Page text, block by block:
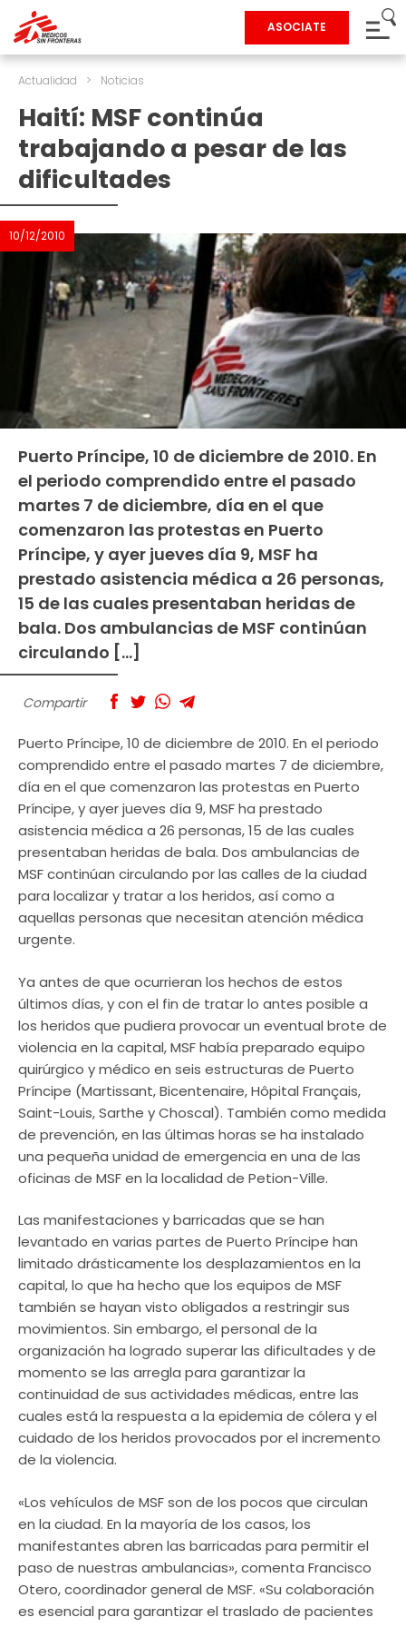
ASOCIATE
Actualidad > Noticias
Haití: MSF continúa
trabajando a pesar de las
dificultades
10/12/2010
Puerto Príncipe, 10 de diciembre de 2010. En
el periodo comprendido entre el pasado
martes 7 de diciembre, día en el que
comenzaron las protestas en Puerto
Príncipe, y ayer jueves día 9, MSF ha
prestado asistencia médica a 26 personas,
15 de las cuales presentaban heridas de
bala. Dos ambulancias de MSF continúan
circulando […]
Compartir
Puerto Príncipe, 10 de diciembre de 2010. En el periodo
comprendido entre el pasado martes 7 de diciembre,
día en el que comenzaron las protestas en Puerto
Príncipe, y ayer jueves día 9, MSF ha prestado
asistencia médica a 26 personas, 15 de las cuales
presentaban heridas de bala. Dos ambulancias de
MSF continúan circulando por las calles de la ciudad
para localizar y tratar a los heridos, así como a
aquellas personas que necesitan atención médica
urgente.
Ya antes de que ocurrieran los hechos de estos
últimos días, y con el fin de tratar lo antes posible a
los heridos que pudiera provocar un eventual brote de
violencia en la capital, MSF había preparado equipo
quirúrgico y médico en seis estructuras de Puerto
Príncipe (Martissant, Bicentenaire, Hôpital Français,
Saint-Louis, Sarthe y Choscal). También como medida
de prevención, en las últimas horas se ha instalado
una pequeña unidad de emergencia en una de las
oficinas de MSF en la localidad de Petion-Ville.
Las manifestaciones y barricadas que se han
levantado en varias partes de Puerto Príncipe han
limitado drásticamente los desplazamientos en la
capital, lo que ha hecho que los equipos de MSF
también se hayan visto obligados a restringir sus
movimientos. Sin embargo, el personal de la
organización ha logrado superar las dificultades y de
momento se las arregla para garantizar la
continuidad de sus actividades médicas, entre las
cuales está la respuesta a la epidemia de cólera y el
cuidado de los heridos provocados por el incremento
de la violencia.
«Los vehículos de MSF son de los pocos que circulan
en la ciudad. En la mayoría de los casos, los
manifestantes abren las barricadas para permitir el
paso de nuestras ambulancias», comenta Francisco
Otero, coordinador general de MSF. «Su colaboración
es esencial para garantizar el traslado de pacientes